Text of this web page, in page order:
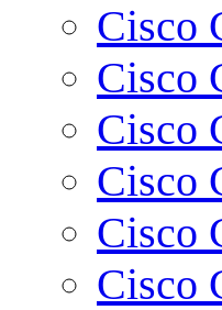
Cisco
Cisco
Cisco
Cisco
Cisco
Cisco